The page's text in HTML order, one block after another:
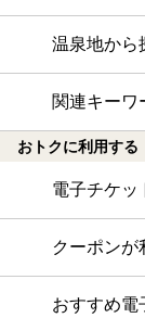
温泉地から
関連キーワ
おトクに利用する
電子チケッ
クーポンが
おすすめ電